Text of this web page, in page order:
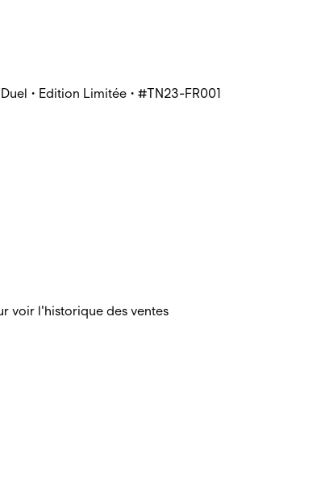
• Edition Limitée • #TN23-FR001
voir l'historique des ventes